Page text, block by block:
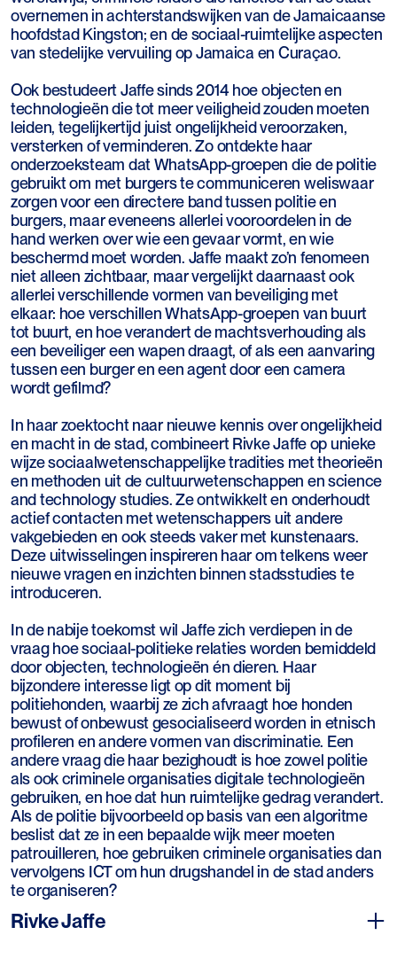
overnemen in achterstandswijken van de Jamaicaanse
hoofdstad Kingston; en de sociaal-ruimtelijke aspecten
van stedelijke vervuiling op Jamaica en Curaçao.
Ook bestudeert Jaffe sinds 2014 hoe objecten en
technologieën die tot meer veiligheid zouden moeten
leiden, tegelijkertijd juist ongelijkheid veroorzaken,
versterken of verminderen. Zo ontdekte haar
onderzoeksteam dat WhatsApp-groepen die de politie
gebruikt om met burgers te communiceren weliswaar
zorgen voor een directere band tussen politie en
burgers, maar eveneens allerlei vooroordelen in de
hand werken over wie een gevaar vormt, en wie
beschermd moet worden. Jaffe maakt zo’n fenomeen
niet alleen zichtbaar, maar vergelijkt daarnaast ook
allerlei verschillende vormen van beveiliging met
elkaar: hoe verschillen WhatsApp-groepen van buurt
tot buurt, en hoe verandert de machtsverhouding als
een beveiliger een wapen draagt, of als een aanvaring
tussen een burger en een agent door een camera
wordt gefilmd?
In haar zoektocht naar nieuwe kennis over ongelijkheid
en macht in de stad, combineert Rivke Jaffe op unieke
wijze sociaalwetenschappelijke tradities met theorieën
en methoden uit de cultuurwetenschappen en science
and technology studies. Ze ontwikkelt en onderhoudt
actief contacten met wetenschappers uit andere
vakgebieden en ook steeds vaker met kunstenaars.
Deze uitwisselingen inspireren haar om telkens weer
nieuwe vragen en inzichten binnen stadsstudies te
introduceren.
In de nabije toekomst wil Jaffe zich verdiepen in de
vraag hoe sociaal-politieke relaties worden bemiddeld
door objecten, technologieën én dieren. Haar
bijzondere interesse ligt op dit moment bij
politiehonden, waarbij ze zich afvraagt hoe honden
bewust of onbewust gesocialiseerd worden in etnisch
profileren en andere vormen van discriminatie. Een
andere vraag die haar bezighoudt is hoe zowel politie
als ook criminele organisaties digitale technologieën
gebruiken, en hoe dat hun ruimtelijke gedrag verandert.
Als de politie bijvoorbeeld op basis van een algoritme
beslist dat ze in een bepaalde wijk meer moeten
patrouilleren, hoe gebruiken criminele organisaties dan
vervolgens ICT om hun drugshandel in de stad anders
te organiseren?
Rivke Jaffe